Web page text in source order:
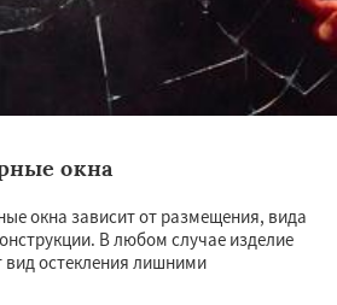
окна
окна зависит от размещения, вида
В любом случае изделие
вид остекления лишними